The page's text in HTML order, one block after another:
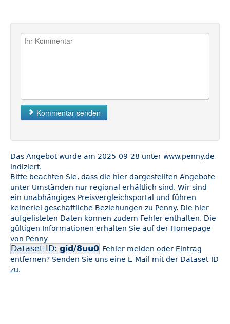
Kommentar senden
Das Angebot wurde am 2025-09-28 unter www.penny.de
indiziert.
Bitte beachten Sie, dass die hier dargestellten Angebote
unter Umständen nur regional erhältlich sind. Wir sind
ein unabhängiges Preisvergleichsportal und führen
keinerlei geschäftliche Beziehungen zu Penny. Die hier
aufgelisteten Daten können zudem Fehler enthalten. Die
gültigen Informationen erhalten Sie auf der Homepage
von Penny
Dataset-ID: gid/8uu0 Fehler melden oder Eintrag
entfernen? Senden Sie uns eine E-Mail mit der Dataset-ID
zu.